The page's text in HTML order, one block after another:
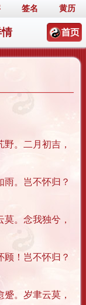
签名 黄历
。二月初吉，
。岂不怀归？
。念我独兮，
！岂不怀归？
。岁聿云莫，